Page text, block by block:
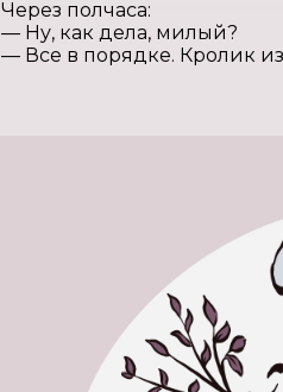
Через полчаса:
— Ну, как дела, милый?
— Все в порядке. Кролик